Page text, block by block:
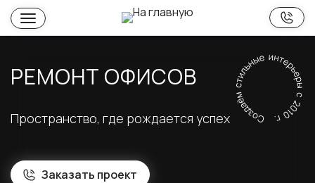
РЕМОНТ ОФИСОВ
Пространство, где рождается успех
Заказать проект